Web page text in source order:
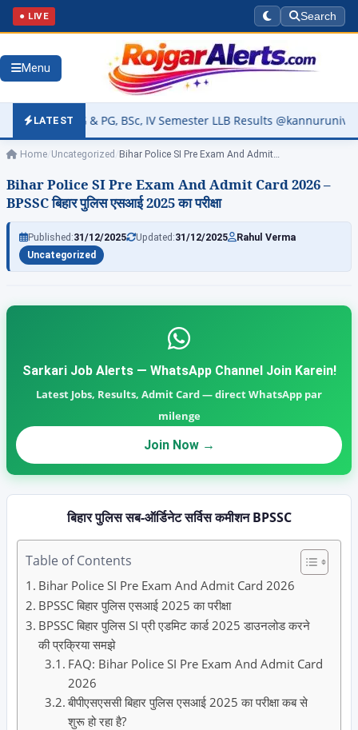
● LIVE Search
Menu
LATEST
& PG, BSc, IV Semester LLB Results @kannuruniversity.ac.in
Home Uncategorized Bihar Police SI Pre Exam And Admit…
Bihar Police SI Pre Exam And Admit Card 2026 –
BPSSC बिहार पुलिस एसआई 2025 का परीक्षा
Published:31/12/2025 Updated:31/12/2025 Rahul Verma
Uncategorized
Sarkari Job Alerts — WhatsApp Channel Join Karein!
Latest Jobs, Results, Admit Card — direct WhatsApp par
milenge
Join Now →
बिहार पुलिस सब-ऑर्डिनेट सर्विस कमीशन BPSSC
Table of Contents
Bihar Police SI Pre Exam And Admit Card 2026
BPSSC बिहार पुलिस एसआई 2025 का परीक्षा
BPSSC बिहार पुलिस SI प्री एडमिट कार्ड 2025 डाउनलोड करने
की प्रक्रिया समझे
FAQ: Bihar Police SI Pre Exam And Admit Card
2026
बीपीएसएससी बिहार पुलिस एसआई 2025 का परीक्षा कब से
शुरू हो रहा है?